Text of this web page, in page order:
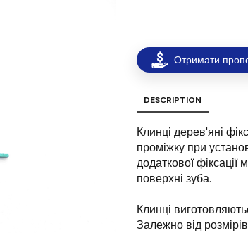
Отримати
DESCRIPTION
Клинці дерев'яні
проміжку при
додаткової
поверхні зуба.
Клинці
Залежно від